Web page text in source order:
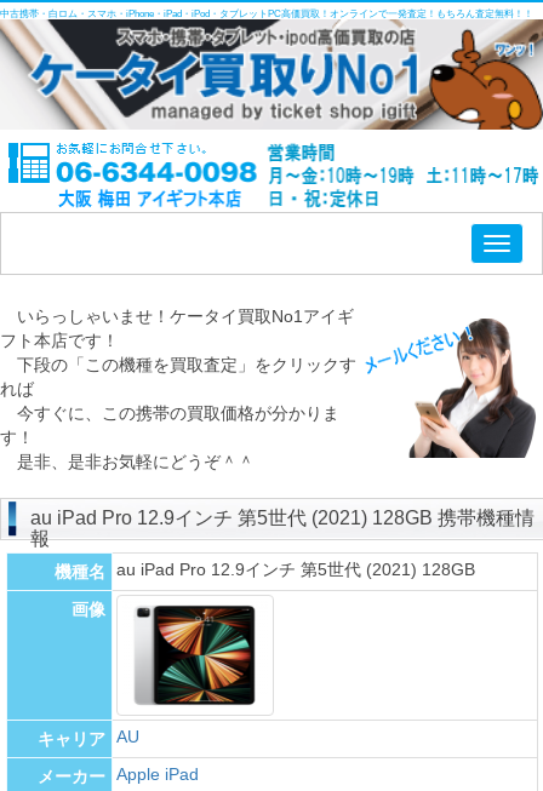
中古携帯・白ロム・スマホ・iPhone・iPad・iPod・タブレットPC高価買取！オンラインで一発査定！もちろん査定無料！！
いらっしゃいませ！ケータイ買取No1アイギ
フト本店です！
下段の「この機種を買取査定」をクリックす
れば
今すぐに、この携帯の買取価格が分かりま
す！
是非、是非お気軽にどうぞ＾＾
au iPad Pro 12.9インチ 第5世代 (2021) 128GB 携帯機種情
報
機種名 au iPad Pro 12.9インチ 第5世代 (2021) 128GB
画像
キャリア AU
メーカー Apple iPad